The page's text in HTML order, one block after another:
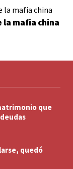
la mafia china
que
quedó